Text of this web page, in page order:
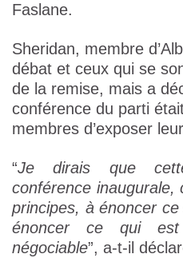
Faslane.
Sheridan, membre
débat et ceux qui se
de la remise, mais a
conférence du parti
membres d’exposer
“Je dirais que
conférence inaugurale,
principes, à énoncer
énoncer ce qui
négociable”, a-t-il